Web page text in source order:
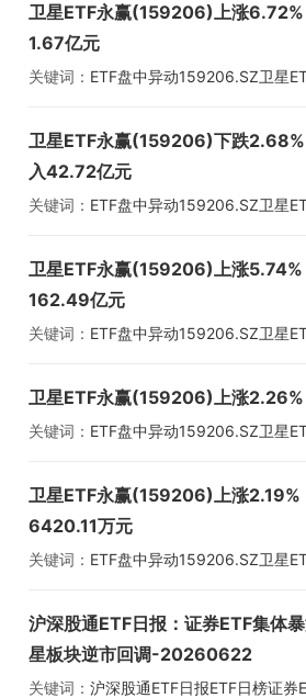
卫星ETF永赢(159206)上涨6.72%
1.67亿元
关键词： ETF盘中异动159206.SZ卫星
卫星ETF永赢(159206)下跌
入42.72亿元
关键词： ETF盘中异动159206.SZ卫星
卫星ETF永赢(159206)上涨5.74%
162.49亿元
关键词： ETF盘中异动159206.SZ卫星
卫星ETF永赢(159206)上涨
关键词： ETF盘中异动159206.SZ卫星
卫星ETF永赢(159206)上涨2.19%
6420.11万元
关键词： ETF盘中异动159206.SZ卫星
沪深股通ETF日报：证券ETF集体
星板块逆市回调-20260622
关键词： 沪深股通ETF日报ETF日榜证券